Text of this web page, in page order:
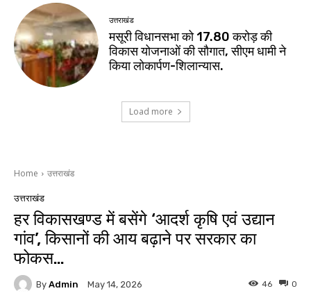
उत्तराखंड
मसूरी विधानसभा को 17.80 करोड़ की
विकास योजनाओं की सौगात, सीएम धामी ने
किया लोकार्पण-शिलान्यास.
Load more